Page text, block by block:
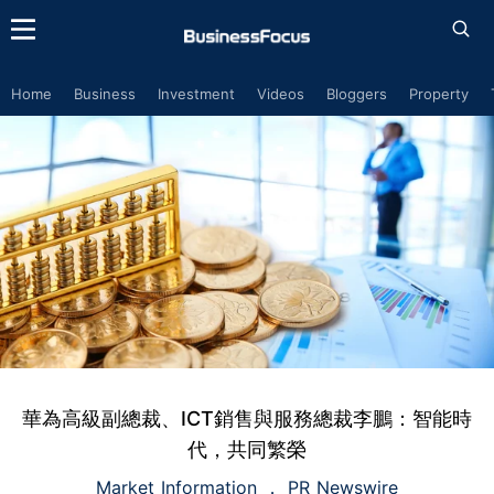
Home Business Investment Videos Bloggers Property
華為高級副總裁、ICT銷售與服務總裁李鵬：智能時
代，共同繁榮
Market Information PR Newswire